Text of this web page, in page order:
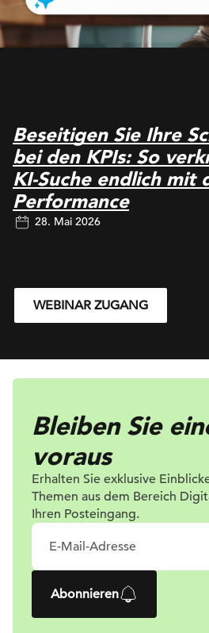
Beseitigen Sie Ihre
bei den KPIs: So
KI-Suche endlich mit
Performance
28. Mai 2026
WEBINAR ZUGANG
Bleiben Sie
voraus
Erhalten Sie exklusive
Themen aus dem Bereich
Ihren Posteingang.
Abonnieren